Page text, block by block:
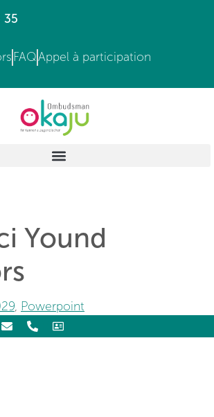
35
FAQAppel à participation
Yound
, Powerpoint